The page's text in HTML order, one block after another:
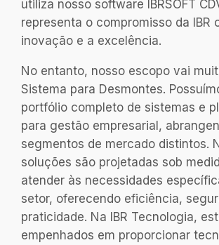
utiliza nosso software IBRSOFT
representa o compromisso da IBR
inovação e a excelência.
No entanto, nosso escopo vai
Sistema para Desmontes.
portfólio completo de sistemas e
para gestão empresarial,
segmentos de mercado distintos.
soluções são projetadas sob
atender às necessidades
setor, oferecendo eficiência,
praticidade. Na IBR Tecnologia,
empenhados em proporcionar